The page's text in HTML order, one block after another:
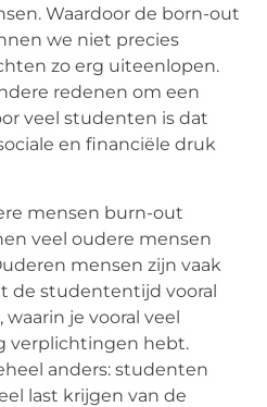
Waardoor de born-out
we niet precies
zo erg uiteenlopen.
redenen om een
veel studenten is dat
en financiële druk
mensen burn-out
veel oudere mensen
mensen zijn vaak
de studententijd vooral
je vooral veel
verplichtingen hebt.
anders: studenten
last krijgen van de